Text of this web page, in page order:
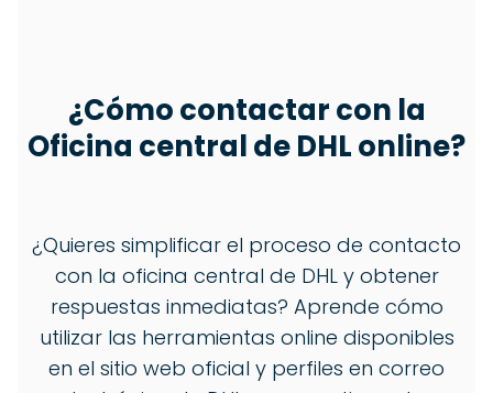
¿Cómo contactar con la
Oficina central de DHL online?
¿Quieres simplificar el proceso de contacto
con la oficina central de DHL y obtener
respuestas inmediatas? Aprende cómo
utilizar las herramientas online disponibles
en el sitio web oficial y perfiles en correo